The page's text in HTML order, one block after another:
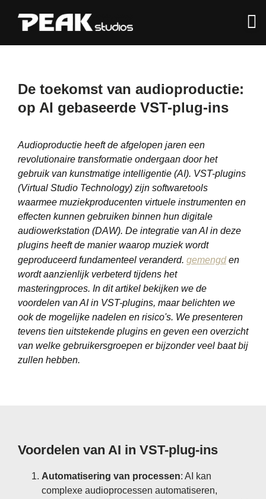
De toekomst van audioproductie:
op AI gebaseerde VST-plug-ins
Audioproductie heeft de afgelopen jaren een
revolutionaire transformatie ondergaan door het
gebruik van kunstmatige intelligentie (AI). VST-plugins
(Virtual Studio Technology) zijn softwaretools
waarmee muziekproducenten virtuele instrumenten en
effecten kunnen gebruiken binnen hun digitale
audiowerkstation (DAW). De integratie van AI in deze
plugins heeft de manier waarop muziek wordt
geproduceerd fundamenteel veranderd. gemengden
wordt aanzienlijk verbeterd tijdens het
masteringproces. In dit artikel bekijken we de
voordelen van AI in VST-plugins, maar belichten we
ook de mogelijke nadelen en risico's. We presenteren
tevens tien uitstekende plugins en geven een overzicht
van welke gebruikersgroepen er bijzonder veel baat bij
zullen hebben.
Voordelen van AI in VST-plug-ins
Automatisering van processen: AI kan
complexe audioprocessen automatiseren,